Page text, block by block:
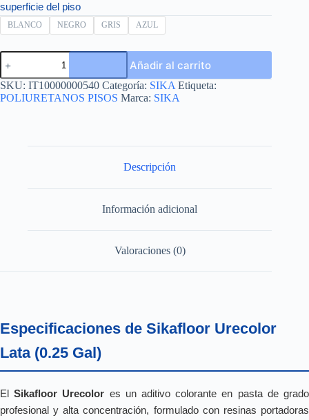
superficie del piso
BLANCO NEGRO GRIS AZUL
SIKAFLOOR
URECOLOR
LATA
0.25
GAL
Añadir al carrito
SKU: IT10000000540 Categoría: SIKA Etiqueta:
POLIURETANOS PISOS Marca: SIKA
Descripción
Información adicional
Valoraciones (0)
Especificaciones de Sikafloor Urecolor
Lata (0.25 Gal)
ElSikafloor Urecolor es un aditivo colorante en pasta de grado
profesional y alta concentración, formulado con resinas portadoras